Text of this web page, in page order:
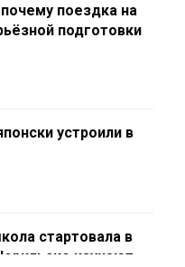
поездка на
подготовки
устроили в
стартовала в
изучают